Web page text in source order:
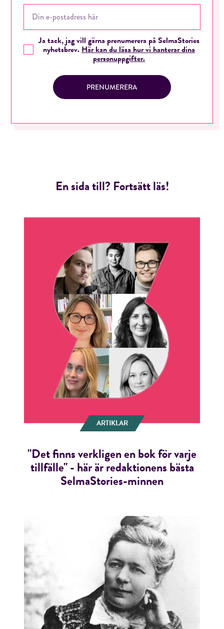
Ja tack, jag vill gärna prenumerera på SelmaStories
nyhetsbrev.Här kan du läsa hur vi hanterar dina
personuppgifter.
PRENUMERERA
En sida till? Fortsätt läs!
ARTIKLAR
"Det finns verkligen en bok för varje
tillfälle" - här är redaktionens bästa
SelmaStories-minnen